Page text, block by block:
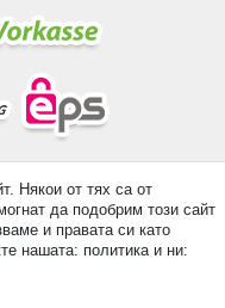
article detail | *
Някои от тях са от
да подобрим този сайт
и правата си като
нашата: политика и ни: